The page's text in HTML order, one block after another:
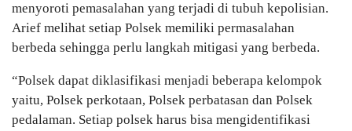
menyoroti pemasalahan yang terjadi di tubuh kepolisian.
Arief melihat setiap Polsek memiliki permasalahan
berbeda sehingga perlu langkah mitigasi yang berbeda.
“Polsek dapat diklasifikasi menjadi beberapa kelompok
yaitu, Polsek perkotaan, Polsek perbatasan dan Polsek
pedalaman. Setiap polsek harus bisa mengidentifikasi